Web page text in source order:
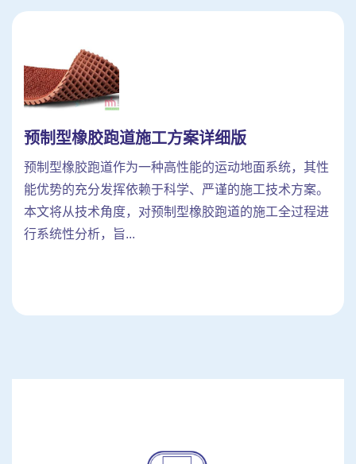
预制型橡胶跑道施工方案详细版
预制型橡胶跑道作为一种高性能的运动地面系统，其性
能优势的充分发挥依赖于科学、严谨的施工技术方案。
本文将从技术角度，对预制型橡胶跑道的施工全过程进
行系统性分析，旨...